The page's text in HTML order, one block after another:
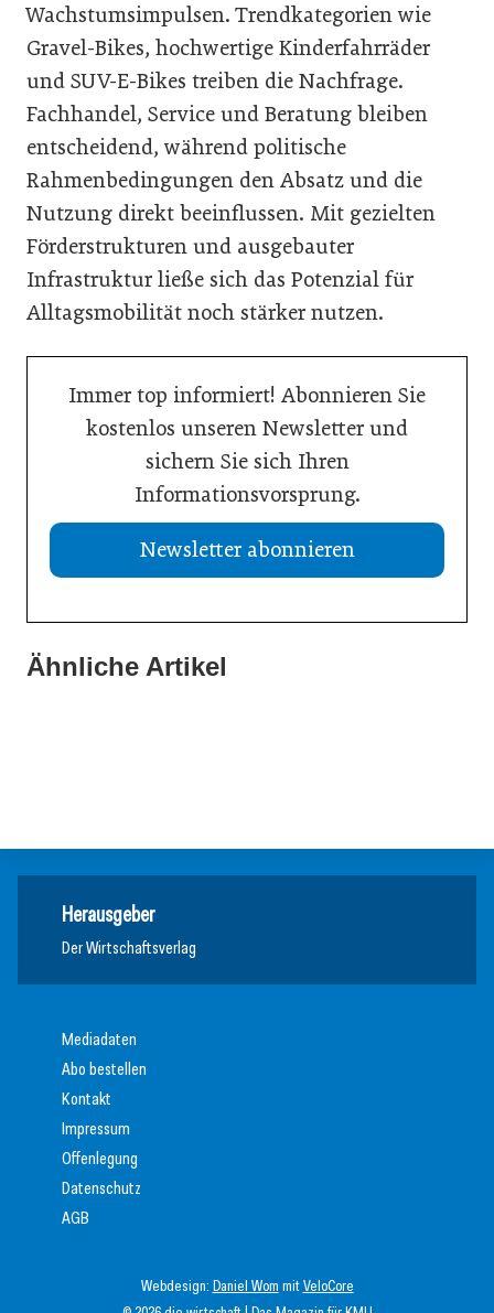
Wachstumsimpulsen. Trendkategorien wie
Gravel-Bikes, hochwertige Kinderfahrräder
und SUV-E-Bikes treiben die Nachfrage.
Fachhandel, Service und Beratung bleiben
entscheidend, während politische
Rahmenbedingungen den Absatz und die
Nutzung direkt beeinflussen. Mit gezielten
Förderstrukturen und ausgebauter
Infrastruktur ließe sich das Potenzial für
Alltagsmobilität noch stärker nutzen.
Immer top informiert! Abonnieren Sie
kostenlos unseren Newsletter und
sichern Sie sich Ihren
Informationsvorsprung.
Newsletter abonnieren
Ähnliche Artikel
21. Juli 2026
Drei Viertel wünschen sich lebensphasenorientierte
Was Handwerksbetriebe jetzt für ihre Online-Sichtbarkeit
13. Juli 2026
Herausgeber
Der Wirtschaftsverlag
Webdesign: Daniel Wom mitVeloCore
Mediadaten
Abo bestellen
Kontakt
Impressum
Offenlegung
Datenschutz
AGB